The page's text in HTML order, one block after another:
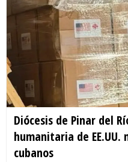
Diócesis de Pinar del
humanitaria de
cubanos